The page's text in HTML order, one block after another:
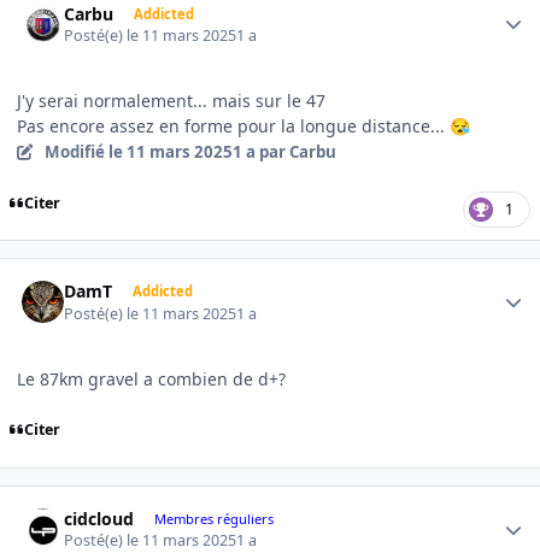
Carbu Addicted
Posté(e) le 11 mars 20251 a
J'y serai normalement... mais sur le 47
Pas encore assez en forme pour la longue distance... 😪
Modifié le 11 mars 20251 a par Carbu
Citer 1
DamT Addicted
Posté(e) le 11 mars 20251 a
Le 87km gravel a combien de d+?
Citer
cidcloud Membres réguliers
Posté(e) le 11 mars 20251 a